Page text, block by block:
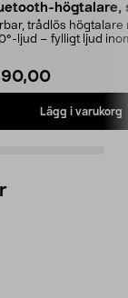
högtalare,
trådlös högtalare
ljud – fylligt ljud
Lägg i varukorg